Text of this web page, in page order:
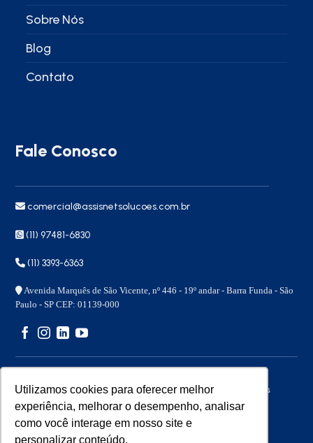
Utilizamos cookies para oferecer melhor
experiência, melhorar o desempenho, analisar
como você interage em nosso site e
personalizar conteúdo.
Sobre Nós
Blog
Contato
Fale Conosco
comercial@assisnetsolucoes.com.br
(11) 97481-6830
(11) 3393-6363
Avenida Marquês de São Vicente, nº 446 - 19º andar - Barra Funda - São
Paulo - SP CEP: 01139-000
Copyright 2026 © – Assisnet Soluções – Todos os direitos
reservados